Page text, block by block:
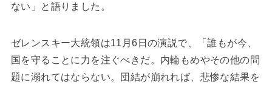
ない」と語りました。
ゼレンスキー大統領は11月6日の演説で、「誰もが今、
国を守ることに力を注ぐべきだ。内輪もめやその他の問
題に溺れてはならない。団結が崩れれば、悲惨な結果を